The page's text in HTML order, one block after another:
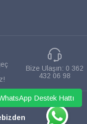
Bize Ulaşın: 0 362
432 06 98
WHATSAPP
Destek Hattı